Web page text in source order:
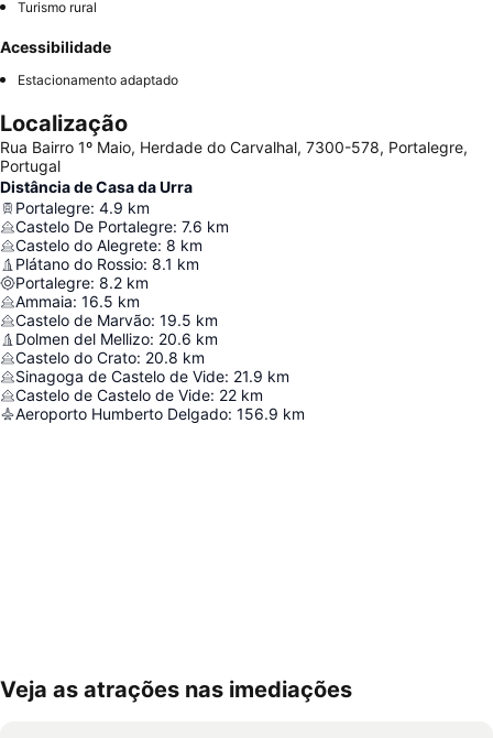
Turismo rural
Acessibilidade
Estacionamento adaptado
Localização
Rua Bairro 1º Maio, Herdade do Carvalhal, 7300-578, Portalegre,
Portugal
Distância de Casa da Urra
Portalegre: 4.9 km
Castelo De Portalegre: 7.6 km
Castelo do Alegrete: 8 km
Plátano do Rossio: 8.1 km
Portalegre: 8.2 km
Ammaia: 16.5 km
Castelo de Marvão: 19.5 km
Dolmen del Mellizo: 20.6 km
Castelo do Crato: 20.8 km
Sinagoga de Castelo de Vide: 21.9 km
Castelo de Castelo de Vide: 22 km
Aeroporto Humberto Delgado: 156.9 km
Ampliar mapa
Veja as atrações nas imediações